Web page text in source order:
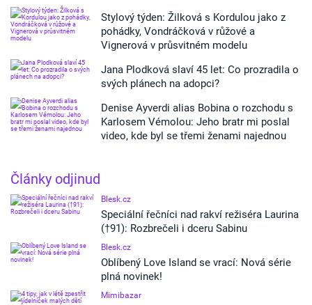
Stylový týden: Žilková s Kordulou jako z
pohádky, Vondráčková v růžové a
Vignerová v průsvitném modelu
Jana Plodková slaví 45 let: Co prozradila o
svých plánech na adopci?
Denise Ayverdi alias Bobina o rozchodu s
Karlosem Vémolou: Jeho bratr mi poslal
video, kde byl se třemi ženami najednou
Články odjinud
Blesk.cz
Speciální řečníci nad rakví režiséra Laurina
(†91): Rozbrečeli i dceru Sabinu
Blesk.cz
Oblíbený Love Island se vrací: Nová série
plná novinek!
Mimibazar